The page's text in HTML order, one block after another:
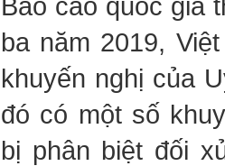
ba năm 2019,
khuyến nghị của
đó có một số
bị phân biệt đối